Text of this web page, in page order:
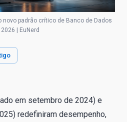
novo padrão crítico de Banco de Dados
| EuNerd
em setembro de 2024) e
redefiniram desempenho,